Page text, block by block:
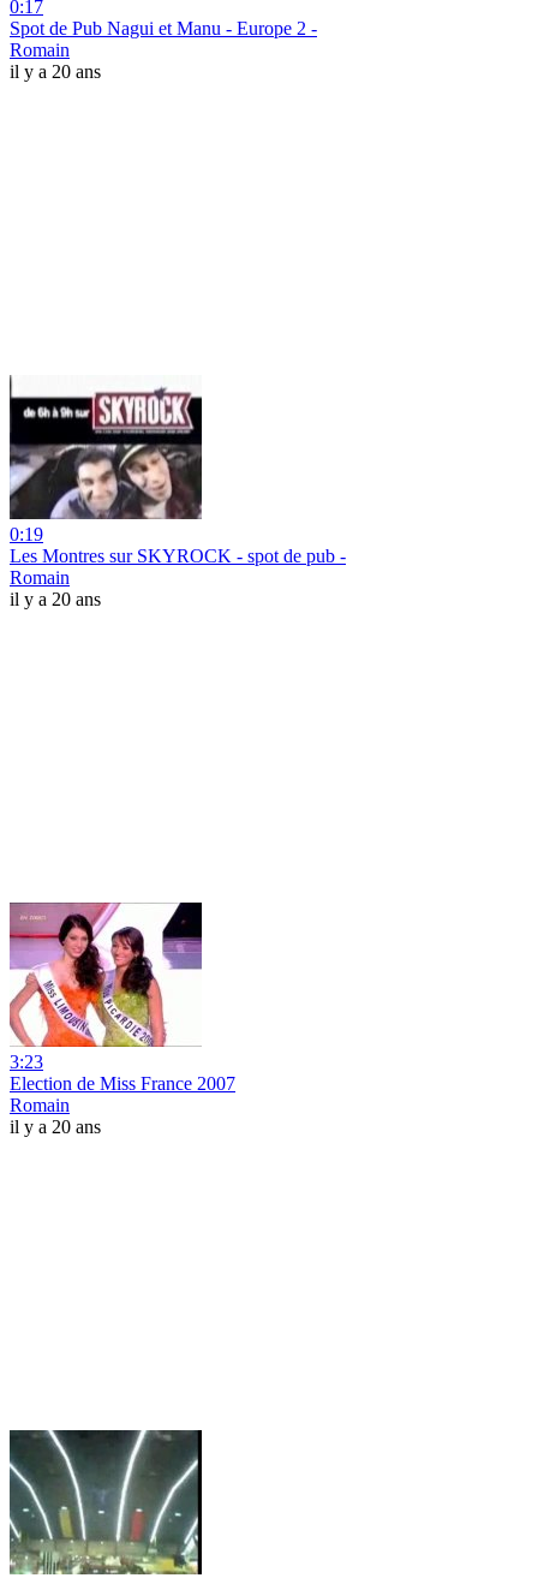
0:17
Spot de Pub Nagui et Manu - Europe 2 -
Romain
il y a 20 ans
0:19
Les Montres sur SKYROCK - spot de pub -
Romain
il y a 20 ans
3:23
Election de Miss France 2007
Romain
il y a 20 ans